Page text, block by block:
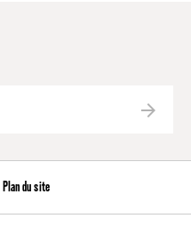
Plan du site